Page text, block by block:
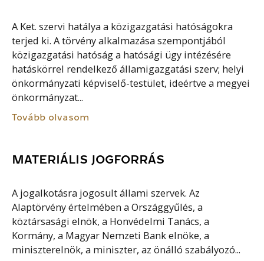
A Ket. szervi hatálya a közigazgatási hatóságokra
terjed ki. A törvény alkalmazása szempontjából
közigazgatási hatóság a hatósági ügy intézésére
hatáskörrel rendelkező államigazgatási szerv; helyi
önkormányzati képviselő-testület, ideértve a megyei
önkormányzat...
Tovább olvasom
MATERIÁLIS JOGFORRÁS
A jogalkotásra jogosult állami szervek. Az
Alaptörvény értelmében a Országgyűlés, a
köztársasági elnök, a Honvédelmi Tanács, a
Kormány, a Magyar Nemzeti Bank elnöke, a
miniszterelnök, a miniszter, az önálló szabályozó...